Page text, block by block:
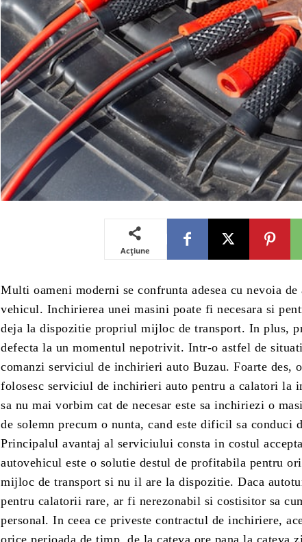
Acțiune
Multi oameni moderni se confrunta adesea cu nevoia
vehicul. Inchirierea unei masini poate fi necesara si
deja la dispozitie propriul mijloc de transport. In plus,
defecta la un momentul nepotrivit. Intr-o astfel de
comanzi serviciul de inchirieri auto Buzau. Foarte des,
folosesc serviciul de inchirieri auto pentru a calatori la
sa nu mai vorbim cat de necesar este sa inchiriezi o
de solemn precum o nunta, cand este dificil sa conduci
Principalul avantaj al serviciului consta in costul
autovehicul este o solutie destul de profitabila pentru
mijloc de transport si nu il are la dispozitie. Daca
pentru calatorii rare, ar fi nerezonabil si costisitor sa
personal. In ceea ce priveste contractul de inchiriere,